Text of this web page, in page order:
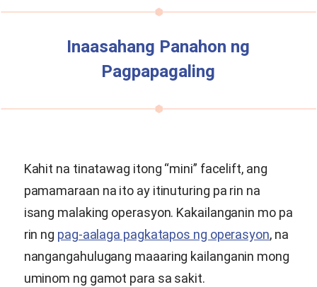
Inaasahang Panahon ng
Pagpapagaling
Kahit na tinatawag itong “mini” facelift, ang
pamamaraan na ito ay itinuturing pa rin na
isang malaking operasyon. Kakailanganin mo pa
rin ng pag-aalaga pagkatapos ng operasyon, na
nangangahulugang maaaring kailanganin mong
uminom ng gamot para sa sakit.